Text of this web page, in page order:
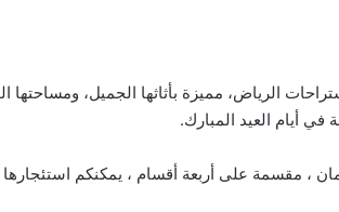
الرياض، مميزة بأثاثها الجميل، ومساحتها
أيام العيد المبارك.